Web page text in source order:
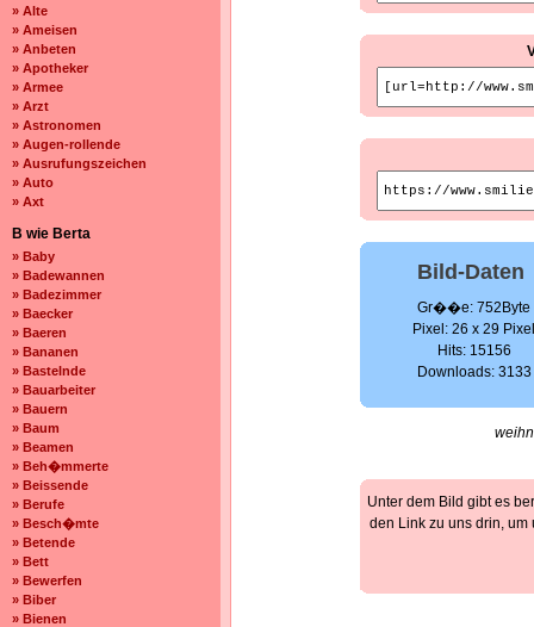
» Alte
» Ameisen
» Anbeten
» Apotheker
» Armee
» Arzt
» Astronomen
» Augen-rollende
» Ausrufungszeichen
» Auto
» Axt
B wie Berta
» Baby
» Badewannen
» Badezimmer
» Baecker
» Baeren
» Bananen
» Bastelnde
» Bauarbeiter
» Bauern
» Baum
» Beamen
» Beh�mmerte
» Beissende
» Berufe
» Besch�mte
» Betende
» Bett
» Bewerfen
» Biber
» Bienen
Bild-Daten
Gr��e: 752Byte
Pixel: 26 x 29
Hits: 15156
Downloads: 3133
Unter dem Bild gibt es
den Link zu uns drin,